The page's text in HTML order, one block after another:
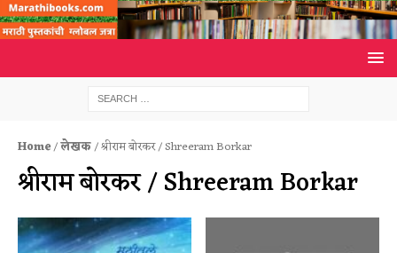
Home/लेखक/ श्रीराम बोरकर / Shreeram Borkar
श्रीराम बोरकर / Shreeram Borkar